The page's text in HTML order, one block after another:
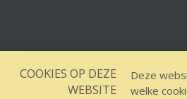
Designed by
COOKIES OP DEZE
WEBSITE
Deze
welke